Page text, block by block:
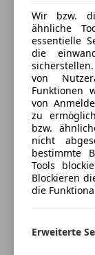
Alarmanlage
ESP
Fahrerairbag
Isofix
Kopfairbag
LED-
LED-
sportlich und
mit dem
Scheinwerfer
Allradantriebs
Fahrstabilität
Kfz-
anpassen
Auto
Verkäufer
Wir bzw.
ähnliche
essentielle
die
von
Funktionen
von
zu
bzw.
nicht
bestimmte
Tools
Blockieren
die
Erweiterte